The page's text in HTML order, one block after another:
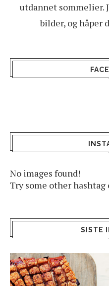
utdannet sommelier.
bilder, og håper
No images found!
Try some other hashtag
SISTE